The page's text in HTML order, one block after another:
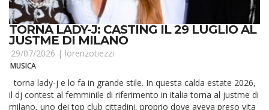
TORNA LADY-J: CASTING IL 29 LUGLIO AL
JUSTME DI MILANO
29/07/2026 | lorenzotiezzi
MUSICA
torna lady-j e lo fa in grande stile. In questa calda estate 2026,
il dj contest al femminile di riferimento in italia torna al justme di
milano, uno dei top club cittadini, proprio dove aveva preso vita